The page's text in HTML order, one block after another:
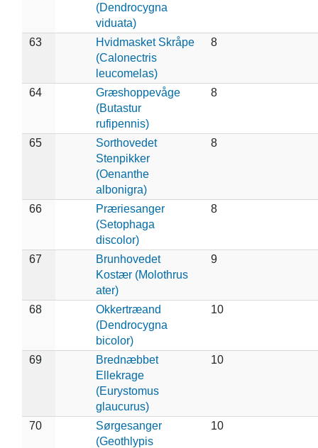
(Dendrocygna
viduata)
63
Hvidmasket Skråpe
(Calonectris
leucomelas)
8
64
Græshoppevåge
(Butastur
rufipennis)
8
65
Sorthovedet
Stenpikker
(Oenanthe
albonigra)
8
66
Præriesanger
(Setophaga
discolor)
8
67
Brunhovedet
Kostær (Molothrus
ater)
9
68
Okkertræand
(Dendrocygna
bicolor)
10
69
Brednæbbet
Ellekrage
(Eurystomus
glaucurus)
10
70
Sørgesanger
(Geothlypis
10